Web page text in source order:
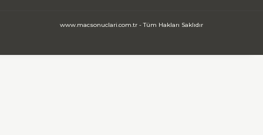
www.macsonuclari.com.tr - Tüm Hakları Saklıdır